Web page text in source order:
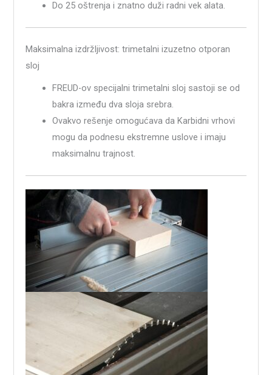
Do 25 oštrenja i znatno duži radni vek alata.
Maksimalna izdržljivost: trimetalni izuzetno otporan
sloj
FREUD-ov specijalni trimetalni sloj sastoji se od
bakra između dva sloja srebra.
Ovakvo rešenje omogućava da Karbidni vrhovi
mogu da podnesu ekstremne uslove i imaju
maksimalnu trajnost.